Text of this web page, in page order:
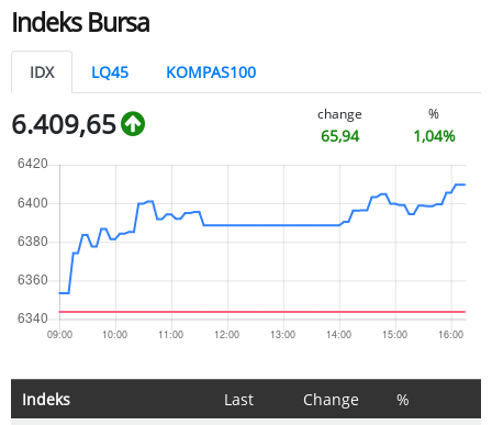
Indeks Bursa
IDX LQ45 KOMPAS100
6.409,65 change
65,94
%
1,04%
Indeks Last Change %